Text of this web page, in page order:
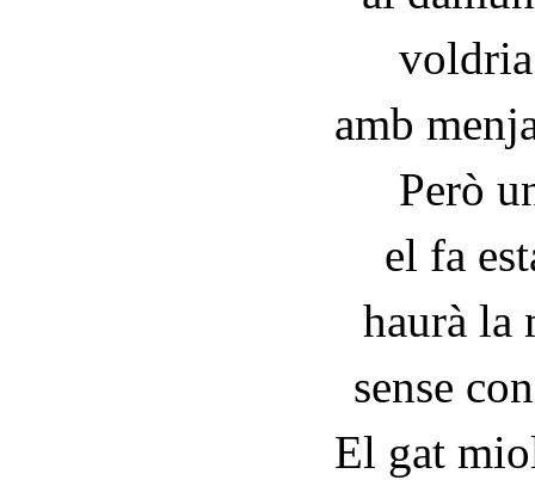
amb
Però
el fa
haurà la
sense
El gat